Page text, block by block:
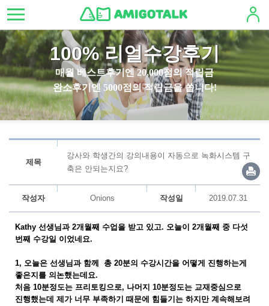
100% 리얼수강후기
매월 베스트후기엔 20,000점의 적립금
완소후기엔 5000점의 적립금을 쏩니다!
제목
강사와 학생간의 강의내용이 자동으로 녹화시스템 구
축은 안되는지요?
작성자 Onions 작성일 2019.07.31
Kathy 선생님과 2개월째 수업을 받고 있고. 오늘이 2개월째 중 다섯
번째 수강일 이었네요.
1, 오늘은 선생님과 함께 총 20분의 수강시간을 어떻게 진행하는게
좋은지를 의논했는데요.
처음 10분정도는 프리토킹으로, 나머지 10분정도는 교재중심으로
진행했는데 제가 너무 부족하기 때문에 힘들기는 하지만 계속해보려